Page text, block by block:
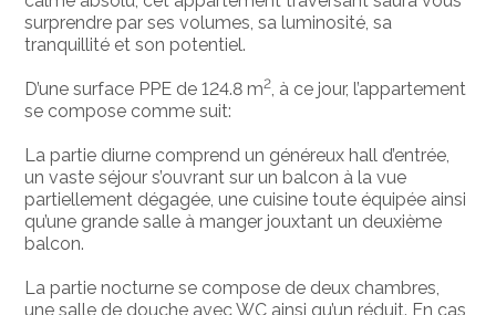
surprendre par ses volumes, sa luminosité, sa
tranquillité et son potentiel.
D’une surface PPE de 124.8 m2, à ce jour, l’appartement
se compose comme suit:
La partie diurne comprend un généreux hall d’entrée,
un vaste séjour s’ouvrant sur un balcon à la vue
partiellement dégagée, une cuisine toute équipée ainsi
qu’une grande salle à manger jouxtant un deuxième
balcon.
La partie nocturne se compose de deux chambres,
une salle de douche avec WC ainsi qu’un réduit. En cas